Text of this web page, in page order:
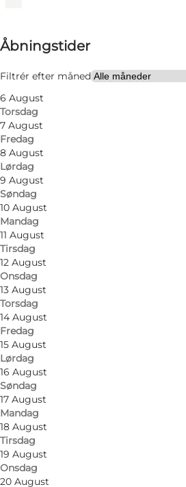
Åbningstider
Filtrér efter måned
6 August
Torsdag
7 August
Fredag
8 August
Lørdag
9 August
Søndag
10 August
Mandag
11 August
Tirsdag
12 August
Onsdag
13 August
Torsdag
14 August
Fredag
15 August
Lørdag
16 August
Søndag
17 August
Mandag
18 August
Tirsdag
19 August
Onsdag
20 August
Besøg hjemmeside
Mig selv, Min partner, Venner
Læs mere